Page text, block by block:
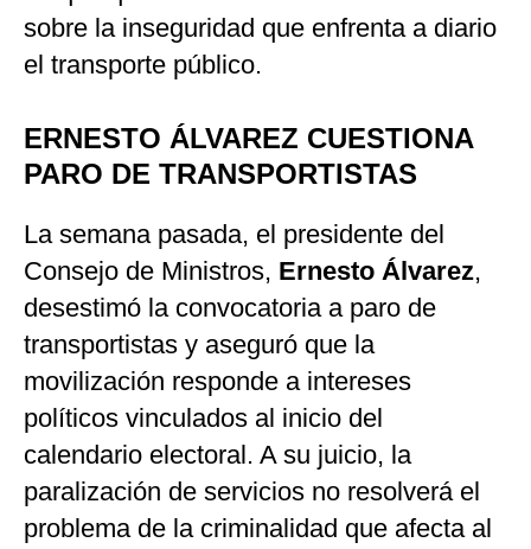
sobre la inseguridad que enfrenta a diario
el transporte público.
ERNESTO ÁLVAREZ CUESTIONA
PARO DE TRANSPORTISTAS
La semana pasada, el presidente del
Consejo de Ministros, Ernesto Álvarez,
desestimó la convocatoria a paro de
transportistas y aseguró que la
movilización responde a intereses
políticos vinculados al inicio del
calendario electoral. A su juicio, la
paralización de servicios no resolverá el
problema de la criminalidad que afecta al